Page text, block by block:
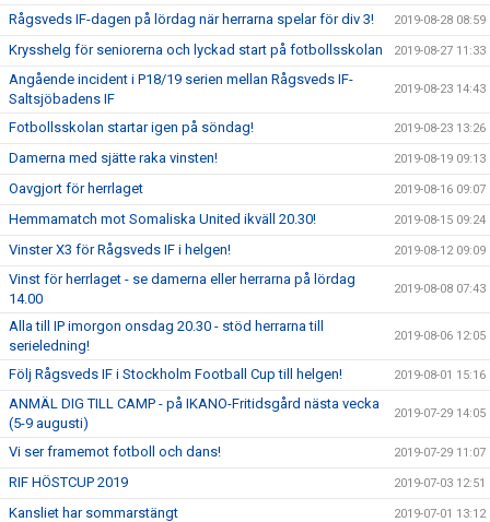
Rågsveds IF-dagen på lördag när herrarna spelar för div 3! 2019-08-28 08:59
Krysshelg för seniorerna och lyckad start på fotbollsskolan 2019-08-27 11:33
Angående incident i P18/19 serien mellan Rågsveds IF-
Saltsjöbadens IF
2019-08-23 14:43
Fotbollsskolan startar igen på söndag! 2019-08-23 13:26
Damerna med sjätte raka vinsten! 2019-08-19 09:13
Oavgjort för herrlaget 2019-08-16 09:07
Hemmamatch mot Somaliska United ikväll 20.30! 2019-08-15 09:24
Vinster X3 för Rågsveds IF i helgen! 2019-08-12 09:09
Vinst för herrlaget - se damerna eller herrarna på lördag
14.00
2019-08-08 07:43
Alla till IP imorgon onsdag 20.30 - stöd herrarna till
serieledning!
2019-08-06 12:05
Följ Rågsveds IF i Stockholm Football Cup till helgen! 2019-08-01 15:16
ANMÄL DIG TILL CAMP - på IKANO-Fritidsgård nästa vecka
(5-9 augusti)
2019-07-29 14:05
Vi ser framemot fotboll och dans! 2019-07-29 11:07
RIF HÖSTCUP 2019 2019-07-03 12:51
Kansliet har sommarstängt 2019-07-01 13:12